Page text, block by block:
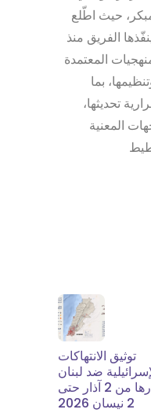
حيث اطّلع
الفريق منذ
المعتمدة
بما
تحديثها،
المعنية
توثيق الانتهاكات
ضد لبنان
وآثارها من 2 آذار حتى
2 نيسان 2026